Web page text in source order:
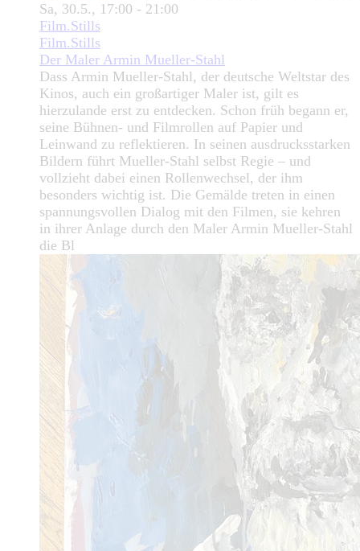
Sa, 30.5., 17:00 - 21:00
Film.Stills
Film.Stills
Der Maler Armin Mueller-Stahl
Dass Armin Mueller-Stahl, der deutsche Weltstar des
Kinos, auch ein großartiger Maler ist, gilt es
hierzulande erst zu entdecken. Schon früh begann er,
seine Bühnen- und Filmrollen auf Papier und
Leinwand zu reflektieren. In seinen ausdrucksstarken
Bildern führt Mueller-Stahl selbst Regie – und
vollzieht dabei einen Rollenwechsel, der ihm
besonders wichtig ist. Die Gemälde treten in einen
spannungsvollen Dialog mit den Filmen, sie kehren
in ihrer Anlage durch den Maler Armin Mueller-Stahl
die Bl